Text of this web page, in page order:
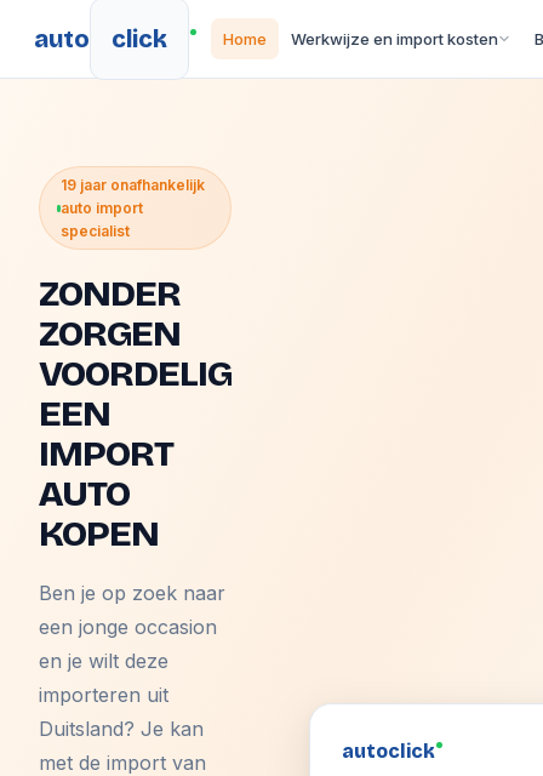
auto click Home Werkwijze en import kosten
19 jaar onafhankelijk
auto import
specialist
ZONDER
ZORGEN
VOORDELIG
EEN
IMPORT
AUTO
KOPEN
Ben je op zoek naar
een jonge occasion
en je wilt deze
importeren uit
Duitsland? Je kan
met de import van
autoclick